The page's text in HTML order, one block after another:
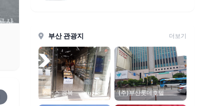
부산 관광지 더보기
컨버스 광복 (주)부산롯데호텔